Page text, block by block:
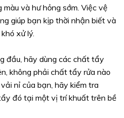
và hư hỏng sớm. Việc vệ
giúp bạn kịp thời nhận biết và
xử lý.
đầu, hãy dùng các chất tẩy
không phải chất tẩy rửa nào
nỉ của bạn, hãy kiểm tra
đó tại một vị trí khuất trên bề